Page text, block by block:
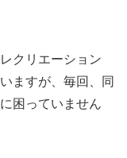
クリエーション
ますが、毎回、同
困っていません